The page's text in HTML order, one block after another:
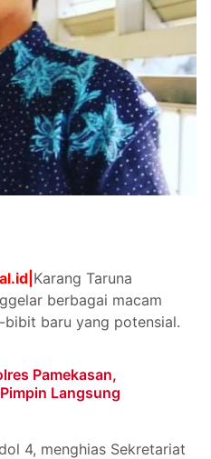
Karang Taruna
berbagai macam
baru yang potensial.
Pamekasan,
Langsung
4, menghias Sekretariat